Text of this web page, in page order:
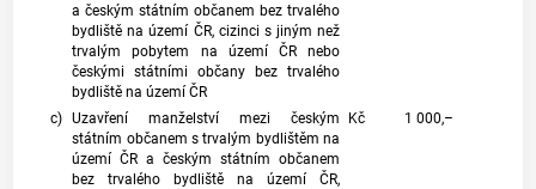
a českým státním občanem bez trvalého
bydliště na území ČR, cizinci s jiným než
trvalým pobytem na území ČR nebo
českými státními občany bez trvalého
bydliště na území ČR
c) Uzavření manželství mezi českým
státním občanem s trvalým bydlištěm na
území ČR a českým státním občanem
bez trvalého bydliště na území ČR,
Kč 1 000,–